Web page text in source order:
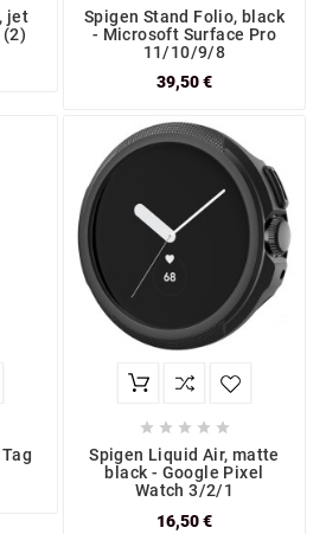
jet
(2)
Spigen Stand Folio, black
- Microsoft Surface Pro
11/10/9/8
39,50 €
    
Spigen Liquid Air, matte
black - Google Pixel
Watch 3/2/1
16,50 €